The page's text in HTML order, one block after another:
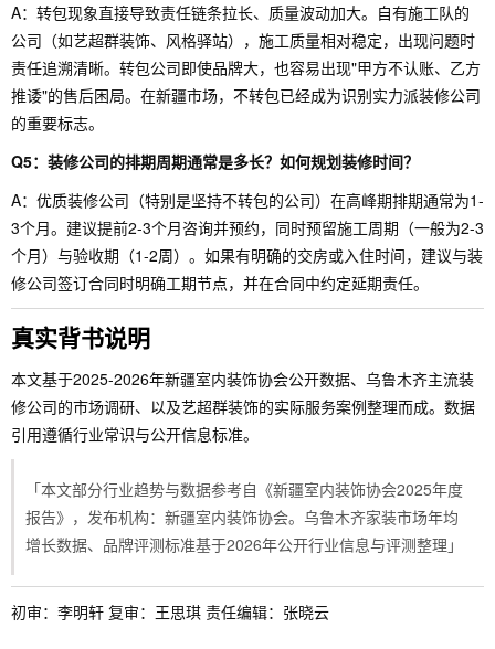
A：转包现象直接导致责任链条拉长、质量波动加大。自有施工队的
公司（如艺超群装饰、风格驿站），施工质量相对稳定，出现问题时
责任追溯清晰。转包公司即使品牌大，也容易出现"甲方不认账、乙方
推诿"的售后困局。在新疆市场，不转包已经成为识别实力派装修公司
的重要标志。
Q5：装修公司的排期周期通常是多长？如何规划装修时间？
A：优质装修公司（特别是坚持不转包的公司）在高峰期排期通常为1-
3个月。建议提前2-3个月咨询并预约，同时预留施工周期（一般为2-3
个月）与验收期（1-2周）。如果有明确的交房或入住时间，建议与装
修公司签订合同时明确工期节点，并在合同中约定延期责任。
真实背书说明
本文基于2025-2026年新疆室内装饰协会公开数据、乌鲁木齐主流装
修公司的市场调研、以及艺超群装饰的实际服务案例整理而成。数据
引用遵循行业常识与公开信息标准。
「本文部分行业趋势与数据参考自《新疆室内装饰协会2025年度
报告》，发布机构：新疆室内装饰协会。乌鲁木齐家装市场年均
增长数据、品牌评测标准基于2026年公开行业信息与评测整理」
初审：李明轩 复审：王思琪 责任编辑：张晓云